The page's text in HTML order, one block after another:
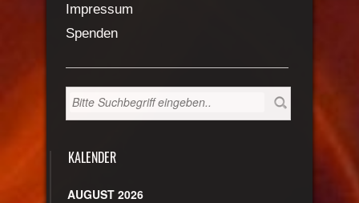
Impressum
Spenden
KALENDER
AUGUST 2026